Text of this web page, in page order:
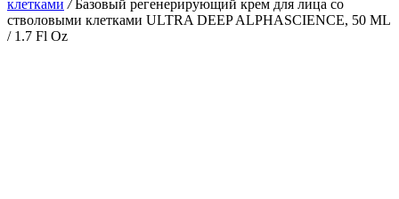
клетками / Базовый регенерирующий крем для лица со
стволовыми клетками ULTRA DEEP ALPHASCIENCE, 50 ML
/ 1.7 Fl Oz